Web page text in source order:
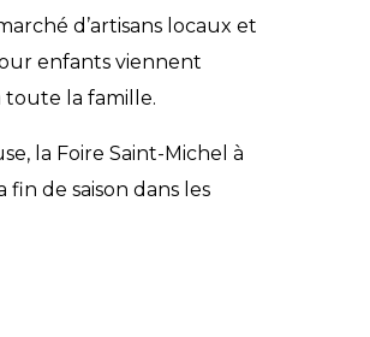
d’artisans locaux et
enfants viennent
la famille.
la Foire Saint-Michel à
de saison dans les